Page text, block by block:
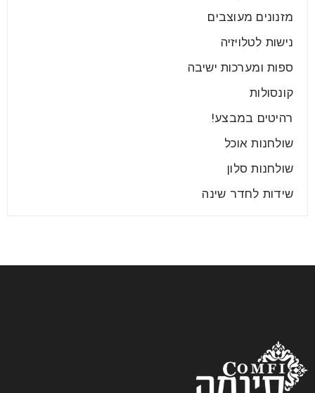
שנים,
קרא עוד
כשאנחנו מביטים ברהיטי העץ שלנו, הלכלוך היחיד שאנחנו
מצליחים לראות על גביהם מורכב בדרך כלל מאותה שכבת
מזנונים מעוצבים
נישות לטלויזיה
ספות ומערכות ישיבה
קונסולות
רהיטים במבצע!
שולחנות אוכל
שולחנות סלון
שידות לחדר שינה